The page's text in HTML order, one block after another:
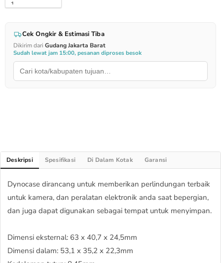
Cek Ongkir & Estimasi Tiba
Dikirim dari Gudang Jakarta Barat
Sudah lewat jam 15:00, pesanan diproses besok
Deskripsi Spesifikasi Di Dalam Kotak Garansi
Dynocase dirancang untuk memberikan perlindungan terbaik
untuk kamera, dan peralatan elektronik anda saat bepergian,
dan juga dapat digunakan sebagai tempat untuk menyimpan.
Dimensi eksternal: 63 x 40,7 x 24,5mm
Dimensi dalam: 53,1 x 35,2 x 22,3mm